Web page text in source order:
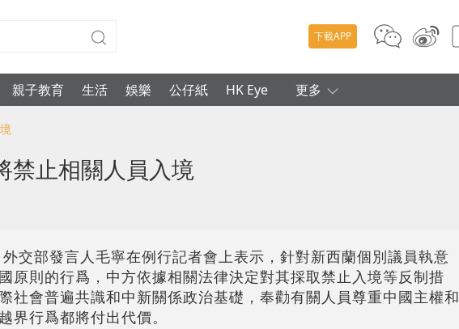
下載APP
親子教育 生活 娛樂 公仔紙 HK Eye 更多
禁止相關人員入境
交部發言人毛寧在例行記者會上表示，針對新西蘭個別議員執意
原則的行爲，中方依據相關法律決定對其採取禁止入境等反制措
社會普遍共識和中新關係政治基礎，奉勸有關人員尊重中國主權和
界行爲都將付出代價。